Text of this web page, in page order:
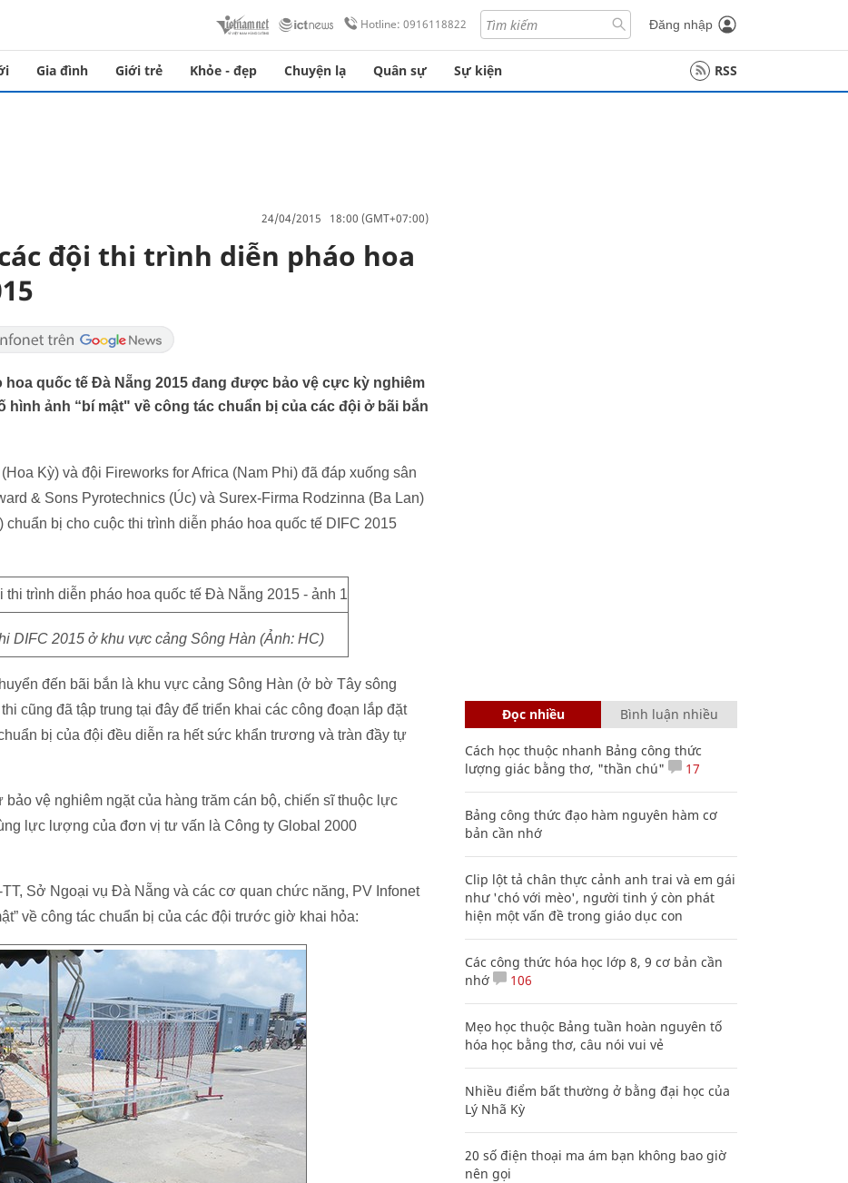
Hotline: 0916118822 Đăng nhập
Gia đình Giới trẻ Khỏe - đẹp Chuyện lạ Quân sự Sự kiện RSS
24/04/2015 18:00 (GMT+07:00)
đội thi trình diễn pháo hoa
hoa quốc tế Đà Nẵng 2015 đang được bảo vệ cực kỳ nghiêm
hình ảnh “bí mật" về công tác chuẩn bị của các đội ở bãi bắn
Kỳ) và đội Fireworks for Africa (Nam Phi) đã đáp xuống sân
& Sons Pyrotechnics (Úc) và Surex-Firma Rodzinna (Ba Lan)
bị cho cuộc thi trình diễn pháo hoa quốc tế DIFC 2015
DIFC 2015 ở khu vực cảng Sông Hàn (Ảnh: HC)
đến bãi bắn là khu vực cảng Sông Hàn (ở bờ Tây sông
cũng đã tập trung tại đây để triển khai các công đoạn lắp đặt
bị của đội đều diễn ra hết sức khẩn trương và tràn đầy tự
vệ nghiêm ngặt của hàng trăm cán bộ, chiến sĩ thuộc lực
lực lượng của đơn vị tư vấn là Công ty Global 2000
Sở Ngoại vụ Đà Nẵng và các cơ quan chức năng, PV Infonet
về công tác chuẩn bị của các đội trước giờ khai hỏa:
Đọc nhiều Bình luận nhiều
Cách học thuộc nhanh Bảng công thức
lượng giác bằng thơ, "thần chú"
17
Bảng công thức đạo hàm nguyên hàm cơ
bản cần nhớ
Clip lột tả chân thực cảnh anh trai và em gái
như 'chó với mèo', người tinh ý còn phát
hiện một vấn đề trong giáo dục con
Các công thức hóa học lớp 8, 9 cơ bản cần
nhớ
106
Mẹo học thuộc Bảng tuần hoàn nguyên tố
hóa học bằng thơ, câu nói vui vẻ
Nhiều điểm bất thường ở bằng đại học của
Lý Nhã Kỳ
20 số điện thoại ma ám bạn không bao giờ
nên gọi